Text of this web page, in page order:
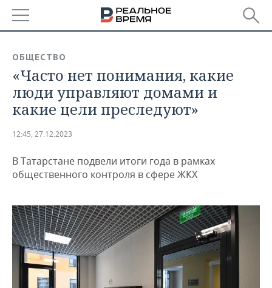
БАШКОРТОСТАН
ТАТАРСТАН
НОВОСТИ
АНАЛИТИКА
ДЕКЛАРАЦИИ О ДОХОДАХ
КОРОЛИ ГОСЗАКАЗА ПФО
ВУЗЫ ТАТАРСТАНА
КОМУ ПРИНАДЛЕЖАТ
ТОРГОВЫЕ ЦЕНТРЫ
ТАТАРСТАНА
НОВОСТИ ЭКОНОМИКИ
ФИНАНСЫ
БАНКИ
БЮДЖЕТ
ИНВЕСТИЦИИ
ПРОМЫШЛЕННОСТЬ
НОВОСТИ
АГРОПРОМ
МАШИНОСТРОЕНИЕ
НЕФТЕХИМИЯ
НЕДВИЖИМОСТЬ
НОВОСТИ НЕДВИЖИМОСТИ
АВТО
НОВОСТИ АВТО
БИЗНЕС
НОВОСТИ БИЗНЕСА
ТЕХНОЛОГИИ
ОБЩЕСТВО
«Часто нет понимания, какие
люди управляют домами и
какие цели преследуют»
12:45, 27.12.2023
В Татарстане подвели итоги года в рамках
общественного контроля в сфере ЖКХ